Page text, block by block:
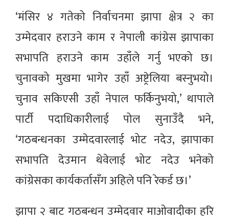
‘मंसिर ४ गतेको निर्वाचनमा झापा क्षेत्र २ का
उम्मेदवार हराउने काम र नेपाली कांग्रेस झापाका
सभापति हराउने काम उहाँले गर्नु भएको छ।
चुनावको मुखमा भागेर उहाँ अष्ट्रेलिया बस्नुभयो।
चुनाव सकिएसी उहाँ नेपाल फर्किनुभयो,’ थापाले
पार्टी पदाधिकारीलाई पोल सुनाउँदै भने,
‘गठबन्धनका उम्मेदवारलाई भोट नदेउ, झापाका
सभापति देउमान थेवेलाई भोट नदेउ भनेको
कांग्रेसका कार्यकर्तासँग अहिले पनि रेकर्ड छ।’
झापा २ बाट गठबन्धन उम्मेदवार माओवादीका हरि